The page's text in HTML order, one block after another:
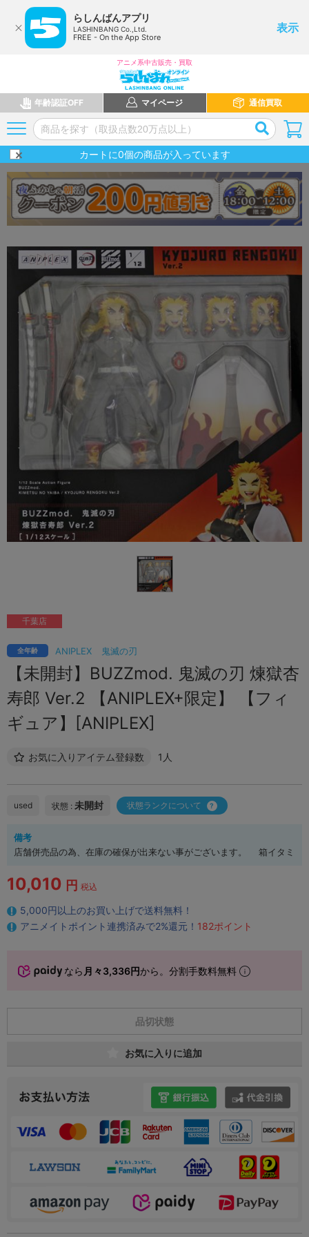
らしんばんアプリ
LASHINBANG Co.,Ltd.
FREE - On the App Store
表示
アニメ系中古販売・買取
年齢認証OFF マイページ 通信買取
カートに0個の商品が入っています
ANIPLEX 鬼滅の刃
全年齢
【未開封】BUZZmod. 鬼滅の刃 煉獄杏
寿郎 Ver.2 【ANIPLEX+限定】 【フィ
ギュア】[ANIPLEX]
お気に入りアイテム登録数 1人
千葉店
used 状態 : 未開封 状態ランクについて
備考
店舗併売品の為、在庫の確保が出来ない事がございます。 箱イタミ
10,010 円 税込
5,000円以上のお買い上げで送料無料！
アニメイトポイント連携済みで2%還元！ 182ポイント
なら 月々3,336円から。分割手数料無料
品切状態
お気に入りに追加